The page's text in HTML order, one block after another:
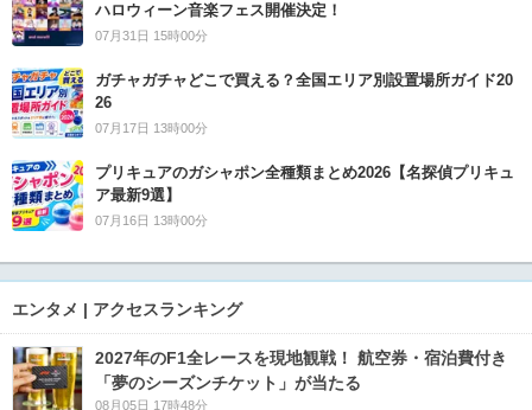
ハロウィーン音楽フェス開催決定！
07月31日 15時00分
ガチャガチャどこで買える？全国エリア別設置場所ガイド20
26
07月17日 13時00分
プリキュアのガシャポン全種類まとめ2026【名探偵プリキュ
ア最新9選】
07月16日 13時00分
エンタメ | アクセスランキング
2027年のF1全レースを現地観戦！ 航空券・宿泊費付き
「夢のシーズンチケット」が当たる
08月05日 17時48分